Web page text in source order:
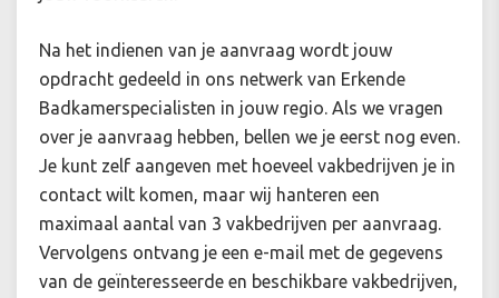
Na het indienen van je aanvraag wordt jouw
opdracht gedeeld in ons netwerk van Erkende
Badkamerspecialisten in jouw regio. Als we vragen
over je aanvraag hebben, bellen we je eerst nog even.
Je kunt zelf aangeven met hoeveel vakbedrijven je in
contact wilt komen, maar wij hanteren een
maximaal aantal van 3 vakbedrijven per aanvraag.
Vervolgens ontvang je een e-mail met de gegevens
van de geïnteresseerde en beschikbare vakbedrijven,